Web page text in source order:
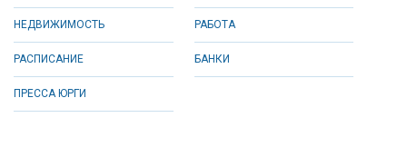
НЕДВИЖИМОСТЬ РАБОТА
РАСПИСАНИЕ БАНКИ
ПРЕССА ЮРГИ